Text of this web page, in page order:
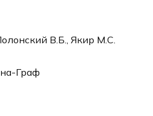
В.Б., Якир М.С.
Граф